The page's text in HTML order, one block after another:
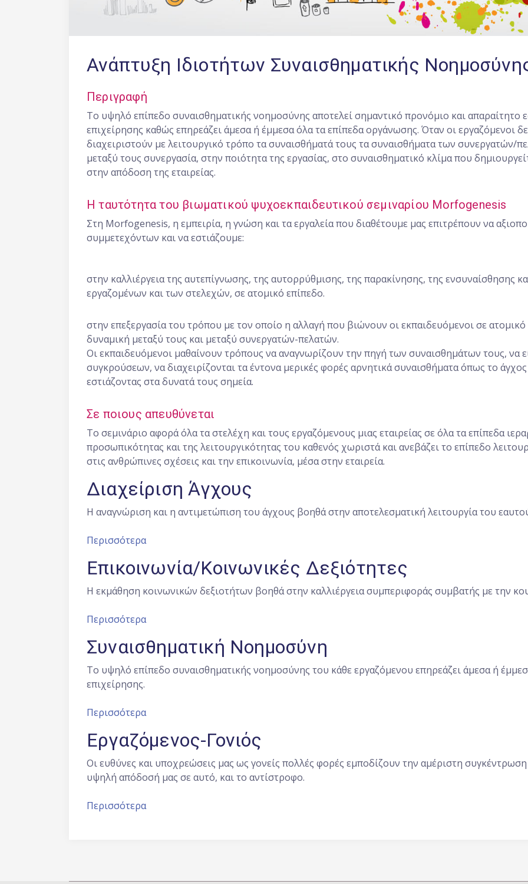
Ανάπτυξη Ιδιοτήτων Συναισθηματικής
Περιγραφή
Το υψηλό επίπεδο συναισθηματικής νοημοσύνης αποτελεί σημαντικό προνόμιο και απαραίτητο
επιχείρησης καθώς επηρεάζει άμεσα ή έμμεσα όλα τα επίπεδα οργάνωσης. Όταν οι εργαζόμενοι
διαχειριστούν με λειτουργικό τρόπο τα συναισθήματά τους τα συναισθήματα των συνεργατών/
μεταξύ τους συνεργασία, στην ποιότητα της εργασίας, στο συναισθηματικό κλίμα που
στην απόδοση της εταιρείας.
Η ταυτότητα του βιωματικού ψυχοεκπαιδευτικού σεμιναρίου Morfogenesis
Στη Morfogenesis, η εμπειρία, η γνώση και τα εργαλεία που διαθέτουμε μας επιτρέπουν να
συμμετεχόντων και να εστιάζουμε:
στην καλλιέργεια της αυτεπίγνωσης, της αυτορρύθμισης, της παρακίνησης, της ενσυναίσθησης
εργαζομένων και των στελεχών, σε ατομικό επίπεδο.
στην επεξεργασία του τρόπου με τον οποίο η αλλαγή που βιώνουν οι εκπαιδευόμενοι σε ατομικό
δυναμική μεταξύ τους και μεταξύ συνεργατών-πελατών.
Οι εκπαιδευόμενοι μαθαίνουν τρόπους να αναγνωρίζουν την πηγή των συναισθημάτων τους, να
συγκρούσεων, να διαχειρίζονται τα έντονα μερικές φορές αρνητικά συναισθήματα όπως το
εστιάζοντας στα δυνατά τους σημεία.
Σε ποιους απευθύνεται
Το σεμινάριο αφορά όλα τα στελέχη και τους εργαζόμενους μιας εταιρείας σε όλα τα επίπεδα
προσωπικότητας και της λειτουργικότητας του καθενός χωριστά και ανεβάζει το επίπεδο
στις ανθρώπινες σχέσεις και την επικοινωνία, μέσα στην εταιρεία.
Διαχείριση Άγχους
Η αναγνώριση και η αντιμετώπιση του άγχους βοηθά στην αποτελεσματική λειτουργία του
Περισσότερα
Επικοινωνία/Κοινωνικές Δεξιότητες
Η εκμάθηση κοινωνικών δεξιοτήτων βοηθά στην καλλιέργεια συμπεριφοράς συμβατής με την
Περισσότερα
Συναισθηματική Νοημοσύνη
Το υψηλό επίπεδο συναισθηματικής νοημοσύνης του κάθε εργαζόμενου επηρεάζει άμεσα ή
επιχείρησης.
Περισσότερα
Εργαζόμενος-Γονιός
Οι ευθύνες και υποχρεώσεις μας ως γονείς πολλές φορές εμποδίζουν την αμέριστη
υψηλή απόδοσή μας σε αυτό, και το αντίστροφο.
Περισσότερα